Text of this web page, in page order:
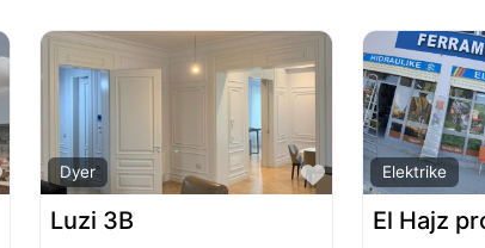
Favorite
Dyer
Favorite
Luzi 3B
Elektrike